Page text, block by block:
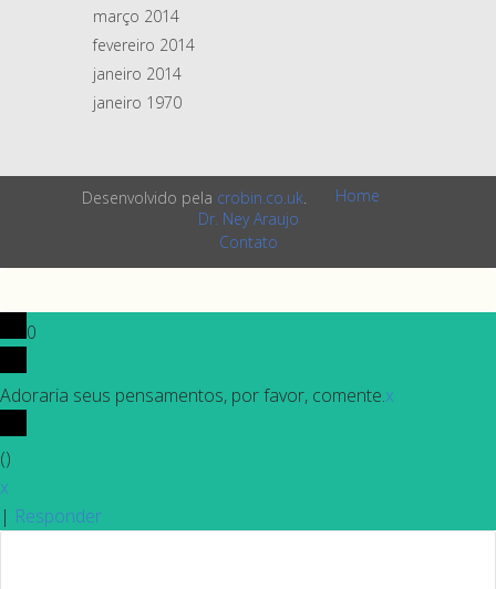
março 2014
fevereiro 2014
janeiro 2014
janeiro 1970
Desenvolvido pela crobin.co.uk.
Home
Dr. Ney Araujo
Contato
0
Adoraria seus pensamentos, por favor, comente.x
()
x
| Responder